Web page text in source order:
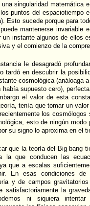
singularidad matemática
puntos del espaciotiempo
Esto sucede porque para
mantenerse invariable
instante algunos de ellos
y el comienzo de la
le desagradó
tardó en descubrir la
cosmológica (análoaga
supuesto cero),
el valor de esta
tenía que tomar un valor
los cosmólogos
esto de ningún modo
su signo lo aproxima en el
que la teoría del Big bang
la que conducen las
que a escalas
En esas condiciones de
y de campos
satisfactoriamente la
ni siquiera intentar